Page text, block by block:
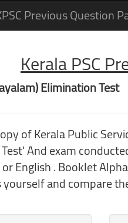
Previous Question
Kerala PSC
Elimination Test
of Kerala Public
And exam
English . Booklet
and compare